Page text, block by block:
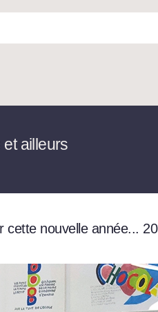
ailleurs
cette nouvelle année...